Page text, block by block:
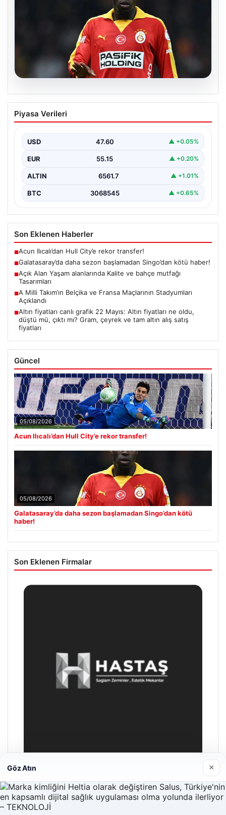
Galatasaray’da daha sezon başlamadan
Singo’dan kötü haber!
Başlangıç: Singo’nun Durumu Belirsizliğini Koruyor”,
“content”: “…
Piyasa Verileri
USD 47.60 ▲ +0.05%
EUR 55.15 ▲ +0.20%
ALTIN 6561.7 ▲ +1.01%
BTC 3068545 ▲ +0.65%
Son Eklenen Haberler
■Acun Ilıcalı’dan Hull City’e rekor transfer!
■Galatasaray’da daha sezon başlamadan Singo’dan kötü haber!
■Açık Alan Yaşam alanlarında Kalite ve bahçe mutfağı
Tasarımları
■A Milli Takım’ın Belçika ve Fransa Maçlarının Stadyumları
Açıklandı
■Altın fiyatları canlı grafik 22 Mayıs: Altın fiyatları ne oldu,
düştü mü, çıktı mı? Gram, çeyrek ve tam altın alış satış
fiyatları
Güncel
05/08/2026
Acun Ilıcalı’dan Hull City’e rekor transfer!
05/08/2026
Galatasaray’da daha sezon başlamadan Singo’dan kötü
haber!
Son Eklenen Firmalar
Hastaş Beton
26/05/2026
Göz Atın ×